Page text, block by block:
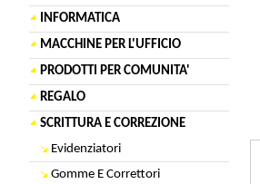
INFORMATICA
MACCHINE PER L'UFFICIO
PRODOTTI PER COMUNITA'
REGALO
SCRITTURA E CORREZIONE
Evidenziatori
Gomme E Correttori